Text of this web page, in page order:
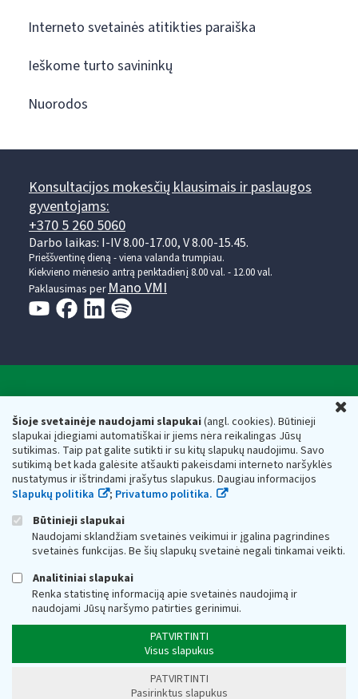
Šioje svetainėje naudojami slapukai(angl. cookies). Būtinieji
slapukai įdiegiami automatiškai ir jiems nėra reikalingas Jūsų
sutikimas. Taip pat galite sutikti ir su kitų slapukų naudojimu. Savo
sutikimą bet kada galėsite atšaukti pakeisdami interneto naršyklės
nustatymus ir ištrindami įrašytus slapukus. Daugiau informacijos
Slapukų politika
; Privatumo politika.
Būtinieji slapukai
Naudojami sklandžiam svetainės veikimui ir įgalina pagrindines
svetainės funkcijas. Be šių slapukų svetainė negali tinkamai veikti.
Analitiniai slapukai
Renka statistinę informaciją apie svetainės naudojimą ir
naudojami Jūsų naršymo patirties gerinimui.
PATVIRTINTI
Visus slapukus
PATVIRTINTI
Pasirinktus slapukus
Interneto svetainės atitikties paraiška
Ieškome turto savininkų
Nuorodos
Konsultacijos mokesčių klausimais ir paslaugos
gyventojams:
+370 5 260 5060
Darbo laikas: I-IV 8.00-17.00, V 8.00-15.45.
Prieššventinę dieną - viena valanda trumpiau.
Kiekvieno mėnesio antrą penktadienį 8.00 val. - 12.00 val.
Paklausimas perMano VMI
Valstybinė mokesčių inspekcija prie Lietuvos
Respublikos finansų ministerijos
Biudžetinė įstaiga. Juridinio asmens kodas — 188659752,
adresas: Vasario 16-osios g. 14, 01107 Vilnius, Lietuva, el.paštas:
vmi@vmi.lt , E. pristatymo dėžutės adresas 188659752
Duomenys apie Valstybinę mokesčių inspekciją prie Lietuvos
Respublikos finansų ministerijos kaupiami ir saugomi Juridinių